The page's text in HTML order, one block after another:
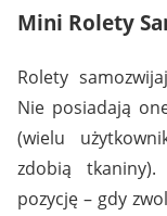
Mini Rolety
Rolety
Nie posiadają
(wielu
zdobią tkaniny).
pozycję – gdy